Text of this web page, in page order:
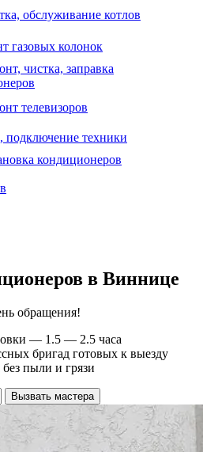
обслуживание котлов
газовых колонок
чистка, заправка
телевизоров
подключение техники
кондиционеров
в Виннице
обращения!
— 1.5 — 2.5 часа
бригад готовых к выезду
пыли и грязи
Вызвать мастера